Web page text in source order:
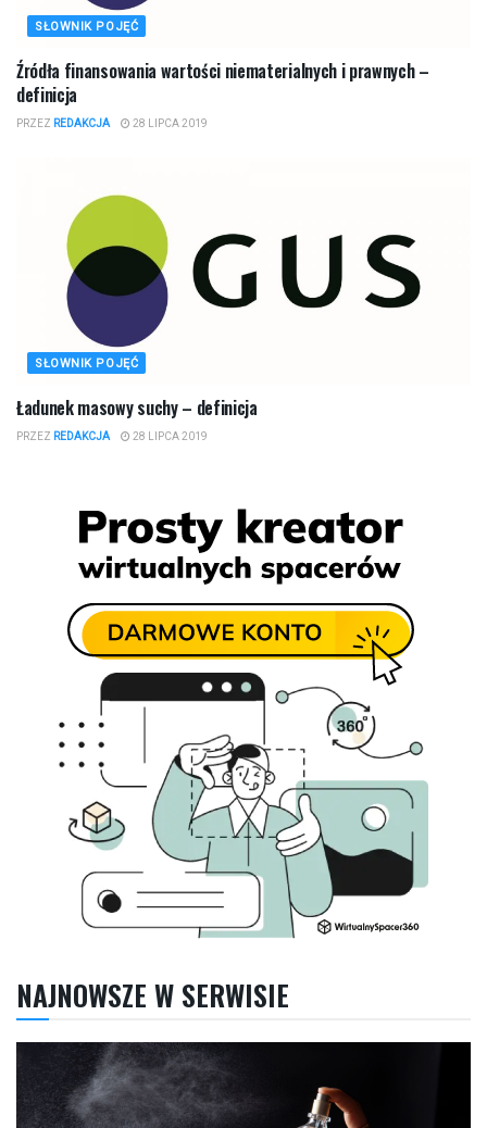
SŁOWNIK POJĘĆ
Źródła finansowania wartości niematerialnych i prawnych –
definicja
PRZEZ REDAKCJA 28 LIPCA 2019
SŁOWNIK POJĘĆ
Ładunek masowy suchy – definicja
PRZEZ REDAKCJA 28 LIPCA 2019
NAJNOWSZE W SERWISIE